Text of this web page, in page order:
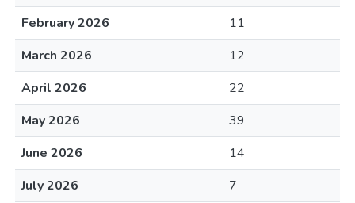
February 2026
11
March 2026
12
April 2026
22
May 2026
39
June 2026
14
July 2026
7